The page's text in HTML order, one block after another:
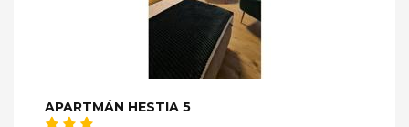
APARTMÁN HESTIA 5